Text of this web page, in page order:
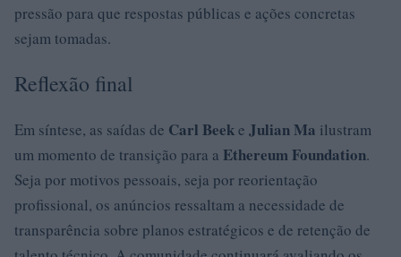
pressão para que respostas públicas e ações concretas
sejam tomadas.
Reflexão final
Em síntese, as saídas de Carl Beeke Julian Ma ilustram
um momento de transição para a Ethereum Foundation.
Seja por motivos pessoais, seja por reorientação
profissional, os anúncios ressaltam a necessidade de
transparência sobre planos estratégicos e de retenção de